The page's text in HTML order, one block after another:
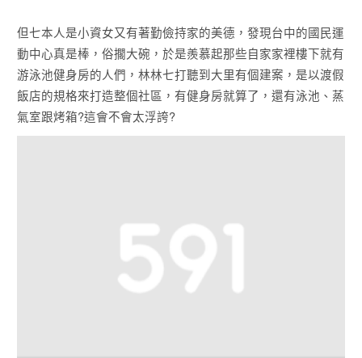
但七本人是小資女又有著勤儉持家的美德，發現台中的國民運
動中心真是棒，俗擱大碗，於是羨慕起那些自家家裡樓下就有
游泳池健身房的人們，林林七打聽到大里有個建案，是以渡假
飯店的規格來打造整個社區，有健身房就算了，還有泳池、蒸
氣室跟烤箱?這會不會太浮誇?